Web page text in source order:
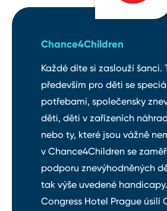
Chance4Children
Každé díte si zaslouží šanci.
především pro děti se
potřebami, společensky
děti, děti v zařízeních
nebo ty, které jsou vážně
v Chance4Children se
podporu znevýhodněných
tak výše uvedené
Congress Hotel Prague úsilí